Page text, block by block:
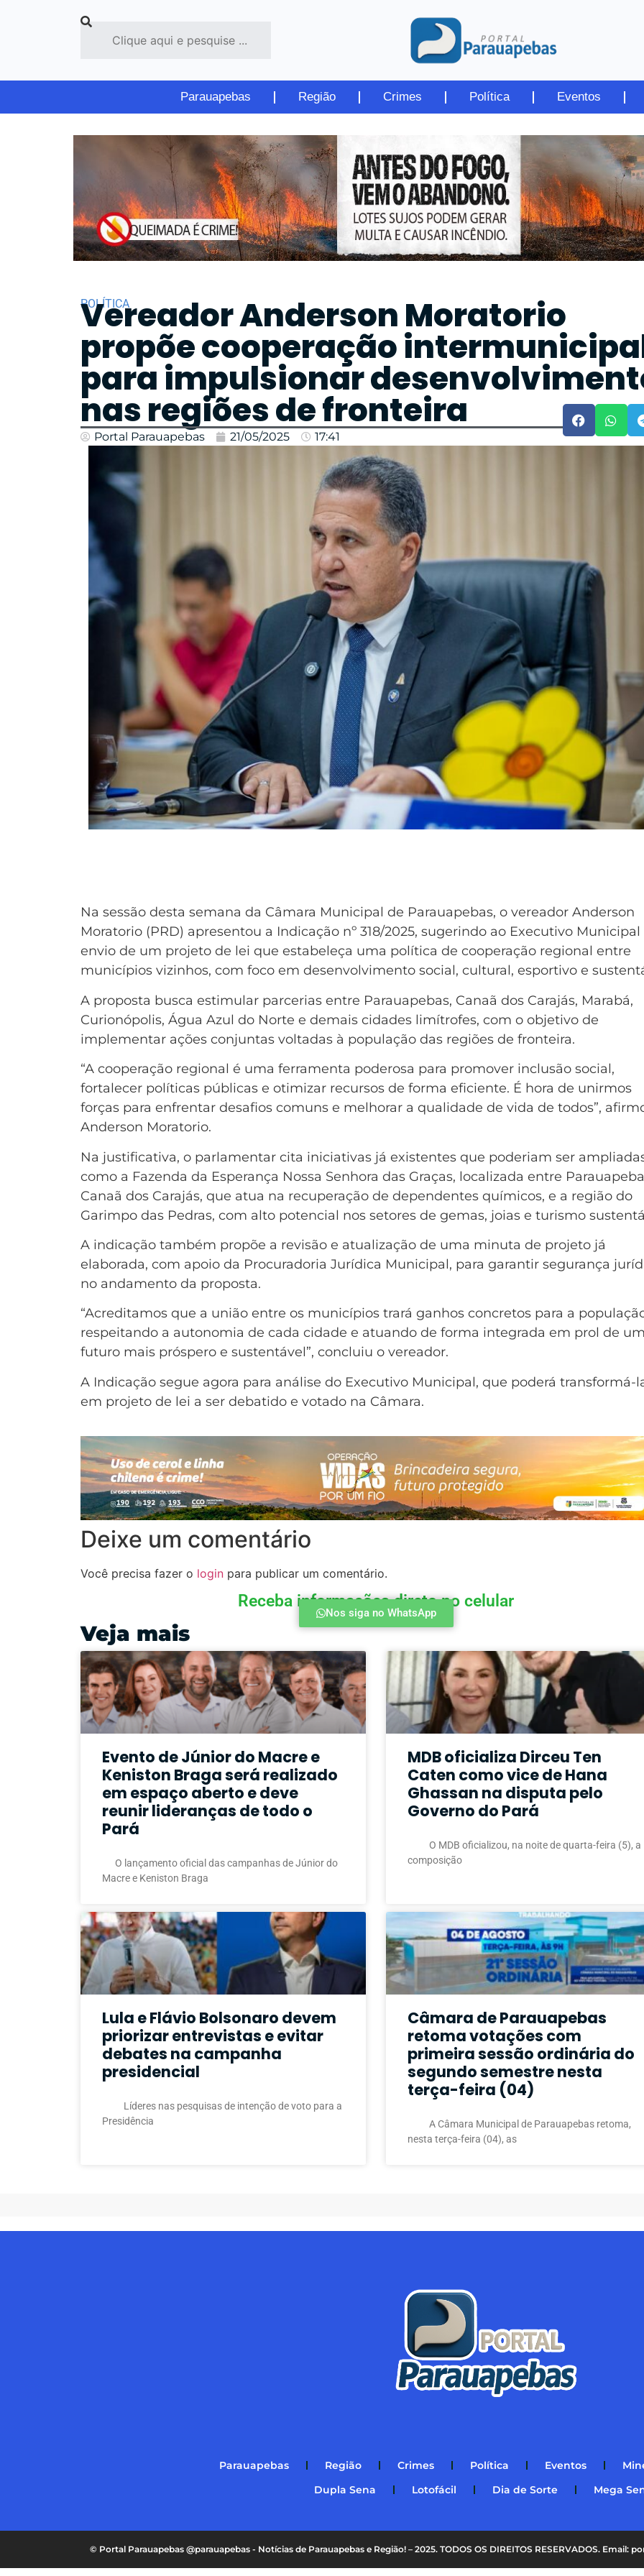
Parauapebas Região Crimes Política Eventos
POLÍTICA
Vereador Anderson Moratorio
propõe cooperação
para impulsionar
nas regiões de fronteira
Portal Parauapebas 21/05/2025 17:41
Na sessão desta semana da Câmara Municipal de Parauapebas, o vereador Anderson
Moratorio (PRD) apresentou a Indicação nº 318/2025, sugerindo ao Executivo Municipal
envio de um projeto de lei que estabeleça uma política de cooperação regional entre
municípios vizinhos, com foco em desenvolvimento social, cultural, esportivo e
A proposta busca estimular parcerias entre Parauapebas, Canaã dos Carajás, Marabá,
Curionópolis, Água Azul do Norte e demais cidades limítrofes, com o objetivo de
implementar ações conjuntas voltadas à população das regiões de fronteira.
“A cooperação regional é uma ferramenta poderosa para promover inclusão social,
fortalecer políticas públicas e otimizar recursos de forma eficiente. É hora de unirmos
forças para enfrentar desafios comuns e melhorar a qualidade de vida de todos”,
Anderson Moratorio.
Na justificativa, o parlamentar cita iniciativas já existentes que poderiam ser
como a Fazenda da Esperança Nossa Senhora das Graças, localizada entre
Canaã dos Carajás, que atua na recuperação de dependentes químicos, e a região do
Garimpo das Pedras, com alto potencial nos setores de gemas, joias e turismo
A indicação também propõe a revisão e atualização de uma minuta de projeto já
elaborada, com apoio da Procuradoria Jurídica Municipal, para garantir segurança
no andamento da proposta.
“Acreditamos que a união entre os municípios trará ganhos concretos para a
respeitando a autonomia de cada cidade e atuando de forma integrada em prol de
futuro mais próspero e sustentável”, concluiu o vereador.
A Indicação segue agora para análise do Executivo Municipal, que poderá transformá-
em projeto de lei a ser debatido e votado na Câmara.
Deixe um comentário
Você precisa fazer o login para publicar um comentário.
Receba informações direto no celular
Nos siga no WhatsApp
Veja mais
Evento de Júnior do Macre e
Keniston Braga será realizado
em espaço aberto e deve
reunir lideranças de todo o
Pará
O lançamento oficial das campanhas de Júnior do
Macre e Keniston Braga
MDB oficializa Dirceu Ten
Caten como vice de Hana
Ghassan na disputa pelo
Governo do Pará
O MDB oficializou, na noite de quarta-feira (5), a
composição
Lula e Flávio Bolsonaro devem
priorizar entrevistas e evitar
debates na campanha
presidencial
Líderes nas pesquisas de intenção de voto para a
Presidência
Câmara de Parauapebas
retoma votações com
primeira sessão ordinária do
segundo semestre nesta
terça-feira (04)
A Câmara Municipal de Parauapebas retoma,
nesta terça-feira (04), as
Parauapebas Região Crimes Política Eventos
Dupla Sena
Lotofácil Dia de Sorte Mega
© Portal Parauapebas @parauapebas - Notícias de Parauapebas e Região! – 2025. TODOS OS DIREITOS RESERVADOS.